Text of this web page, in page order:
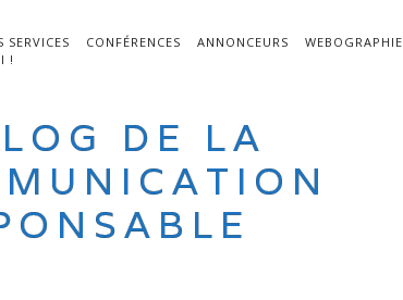
SERVICES CONFÉRENCES ANNONCEURS
WEBOGRAPHIE
!
DE LA